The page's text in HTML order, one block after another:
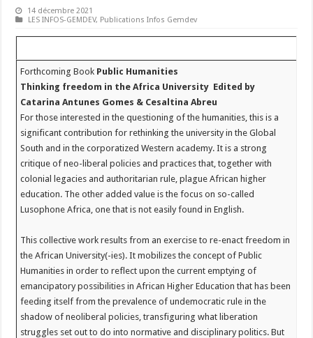
14 décembre 2021
LES INFOS-GEMDEV, Publications Infos Gemdev
Forthcoming Book Public Humanities
Thinking freedom in the Africa University Edited by
Catarina Antunes Gomes & Cesaltina Abreu
For those interested in the questioning of the humanities, this is a
significant contribution for rethinking the university in the Global
South and in the corporatized Western academy. It is a strong
critique of neo-liberal policies and practices that, together with
colonial legacies and authoritarian rule, plague African higher
education. The other added value is the focus on so-called
Lusophone Africa, one that is not easily found in English.
This collective work results from an exercise to re-enact freedom in
the African University(-ies). It mobilizes the concept of Public
Humanities in order to reflect upon the current emptying of
emancipatory possibilities in African Higher Education that has been
feeding itself from the prevalence of undemocratic rule in the
shadow of neoliberal policies, transfiguring what liberation
struggles set out to do into normative and disciplinary politics. But